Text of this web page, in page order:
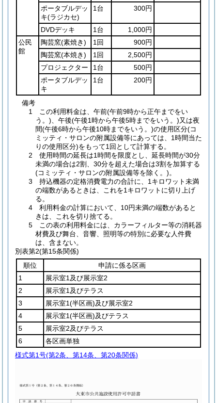
ポータブルデッ
キ(ラジカセ)
1台 300円
DVDデッキ 1台
1,000円
公民
館
陶芸窯(素焼き) 1回
900円
陶芸窯(本焼き) 1回
2,500円
プロジェクター
1台
500円
ポータブルデッ
キ
1台 200円
備考
1 この利用料金は、午前(午前9時から正午までをい
う。)、午後(午後1時から午後5時までをいう。)又は夜
間(午後6時から午後10時までをいう。)の使用区分(コ
ミッティ・サロンの附属設備等にあっては、1時間当た
りの使用区分)をもって1回として計算する。
2 使用時間の延長は1時間を限度とし、延長時間が30分
未満の場合は2割、30分を超えた場合は3割を加算する
(コミッティ・サロンの附属設備等を除く。)。
3 持込機器の定格消費電力の合計に、1キロワット未満
の端数があるときは、これを1キロワットに切り上げ
る。
4 利用料金の計算において、10円未満の端数があると
きは、これを切り捨てる。
5 この表の利用料金には、カラーフィルター等の消耗器
材費及び舞台、音響、照明等の特別に必要な人件費
は、含まない。
別表第2(第15条関係)
順位
申請に係る区画
1
展示室1及び展示室2
2
展示室1及びテラス
3
展示室1(半区画)及び展示室2
4
展示室1(半区画)及びテラス
5
展示室2及びテラス
6
各区画単独
様式第1号(第2条、第14条、第20条関係)